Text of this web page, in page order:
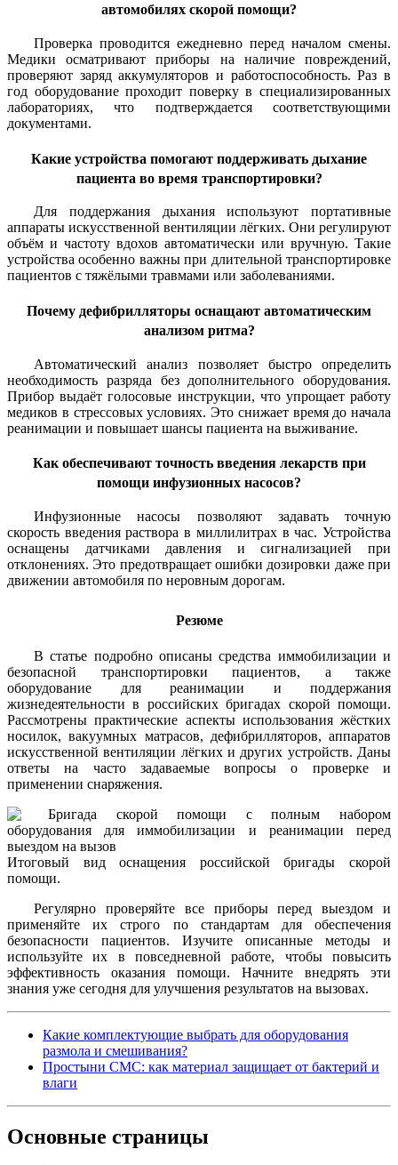
автомобилях скорой помощи?
Проверка проводится ежедневно перед началом смены.
Медики осматривают приборы на наличие повреждений,
проверяют заряд аккумуляторов и работоспособность. Раз в
год оборудование проходит поверку в специализированных
лабораториях, что подтверждается соответствующими
документами.
Какие устройства помогают поддерживать дыхание
пациента во время транспортировки?
Для поддержания дыхания используют портативные
аппараты искусственной вентиляции лёгких. Они регулируют
объём и частоту вдохов автоматически или вручную. Такие
устройства особенно важны при длительной транспортировке
пациентов с тяжёлыми травмами или заболеваниями.
Почему дефибрилляторы оснащают автоматическим
анализом ритма?
Автоматический анализ позволяет быстро определить
необходимость разряда без дополнительного оборудования.
Прибор выдаёт голосовые инструкции, что упрощает работу
медиков в стрессовых условиях. Это снижает время до начала
реанимации и повышает шансы пациента на выживание.
Как обеспечивают точность введения лекарств при
помощи инфузионных насосов?
Инфузионные насосы позволяют задавать точную
скорость введения раствора в миллилитрах в час. Устройства
оснащены датчиками давления и сигнализацией при
отклонениях. Это предотвращает ошибки дозировки даже при
движении автомобиля по неровным дорогам.
Резюме
В статье подробно описаны средства иммобилизации и
безопасной транспортировки пациентов, а также
оборудование для реанимации и поддержания
жизнедеятельности в российских бригадах скорой помощи.
Рассмотрены практические аспекты использования жёстких
носилок, вакуумных матрасов, дефибрилляторов, аппаратов
искусственной вентиляции лёгких и других устройств. Даны
ответы на часто задаваемые вопросы о проверке и
применении снаряжения.
Итоговый вид оснащения российской бригады скорой
помощи.
Регулярно проверяйте все приборы перед выездом и
применяйте их строго по стандартам для обеспечения
безопасности пациентов. Изучите описанные методы и
используйте их в повседневной работе, чтобы повысить
эффективность оказания помощи. Начните внедрять эти
знания уже сегодня для улучшения результатов на вызовах.
Какие комплектующие выбрать для оборудования
размола и смешивания?
Простыни СМС: как материал защищает от бактерий и
влаги
Основные страницы